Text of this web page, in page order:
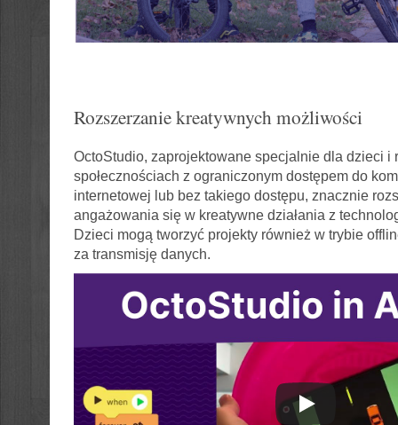
Rozszerzanie kreatywnych możliwości
OctoStudio, zaprojektowane specjalnie dla dzieci i
społecznościach z ograniczonym dostępem do
internetowej lub bez takiego dostępu, znacznie
angażowania się w kreatywne działania z
Dzieci mogą tworzyć projekty również w trybie
za transmisję danych.